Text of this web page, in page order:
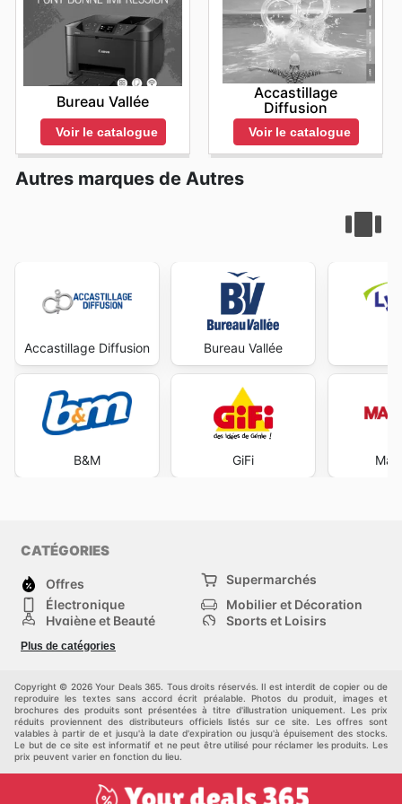
Bureau Vallée
Voir le catalogue
Accastillage
Diffusion
Voir le catalogue
Autres marques de Autres
Accastillage Diffusion
B&M
Bureau Vallée
GiFi
CATÉGORIES
Offres
Supermarchés
Électronique
Mobilier et Décoration
Hygiène et Beauté
Sports et Loisirs
Mode
Animalerie
maison
Plus de catégories
Copyright © 2026 Your Deals 365. Tous droits réservés. Il est interdit de copier ou de
reproduire les textes sans accord écrit préalable. Photos du produit, images et
brochures des produits sont présentées à titre d'illustration uniquement. Les prix
réduits proviennent des distributeurs officiels listés sur ce site. Les offres sont
valables à partir de et jusqu'à la date d'expiration ou jusqu'à épuisement des stocks.
Le but de ce site est informatif et ne peut être utilisé pour réclamer les produits. Les
prix peuvent varier en fonction du lieu.